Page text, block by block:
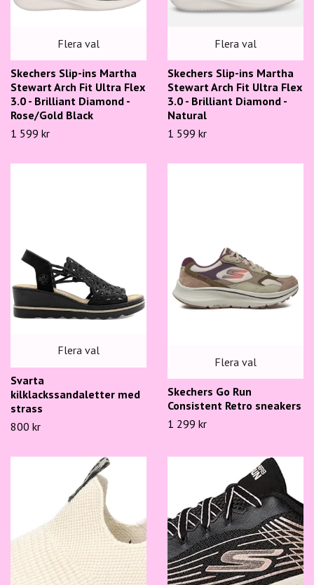
Flera val
Skechers Slip-ins Martha
Stewart Arch Fit Ultra Flex
3.0 - Brilliant Diamond -
Rose/Gold Black
1 599 kr
Flera val
Skechers Slip-ins Martha
Stewart Arch Fit Ultra Flex
3.0 - Brilliant Diamond -
Natural
1 599 kr
Flera val
Svarta
kilklackssandaletter med
strass
800 kr
Flera val
Skechers Go Run
Consistent Retro sneakers
1 299 kr